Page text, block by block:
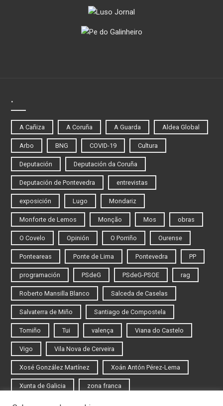
.
A Cañiza A Coruña A Guarda Aldea Global
Arbo BNG COVID-19 Cultura
Deputación Deputación da Coruña
Deputación de Pontevedra entrevistas
exposición Lugo Mondariz
Monforte de Lemos Monção Mos obras
O Covelo Opinión O Porriño Ourense
Ponteareas Ponte de Lima Pontevedra PP
programación PSdeG PSdeG-PSOE rag
Roberto Mansilla Blanco Salceda de Caselas
Salvaterra de Miño Santiago de Compostela
Tomiño Tui valença Viana do Castelo
Vigo Vila Nova de Cerveira
Xosé González Martínez Xoán Antón Pérez-Lema
Xunta de Galicia zona franca